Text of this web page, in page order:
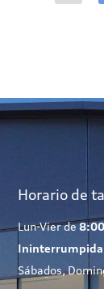
Horario de
Lun-Vier de
Sábados,